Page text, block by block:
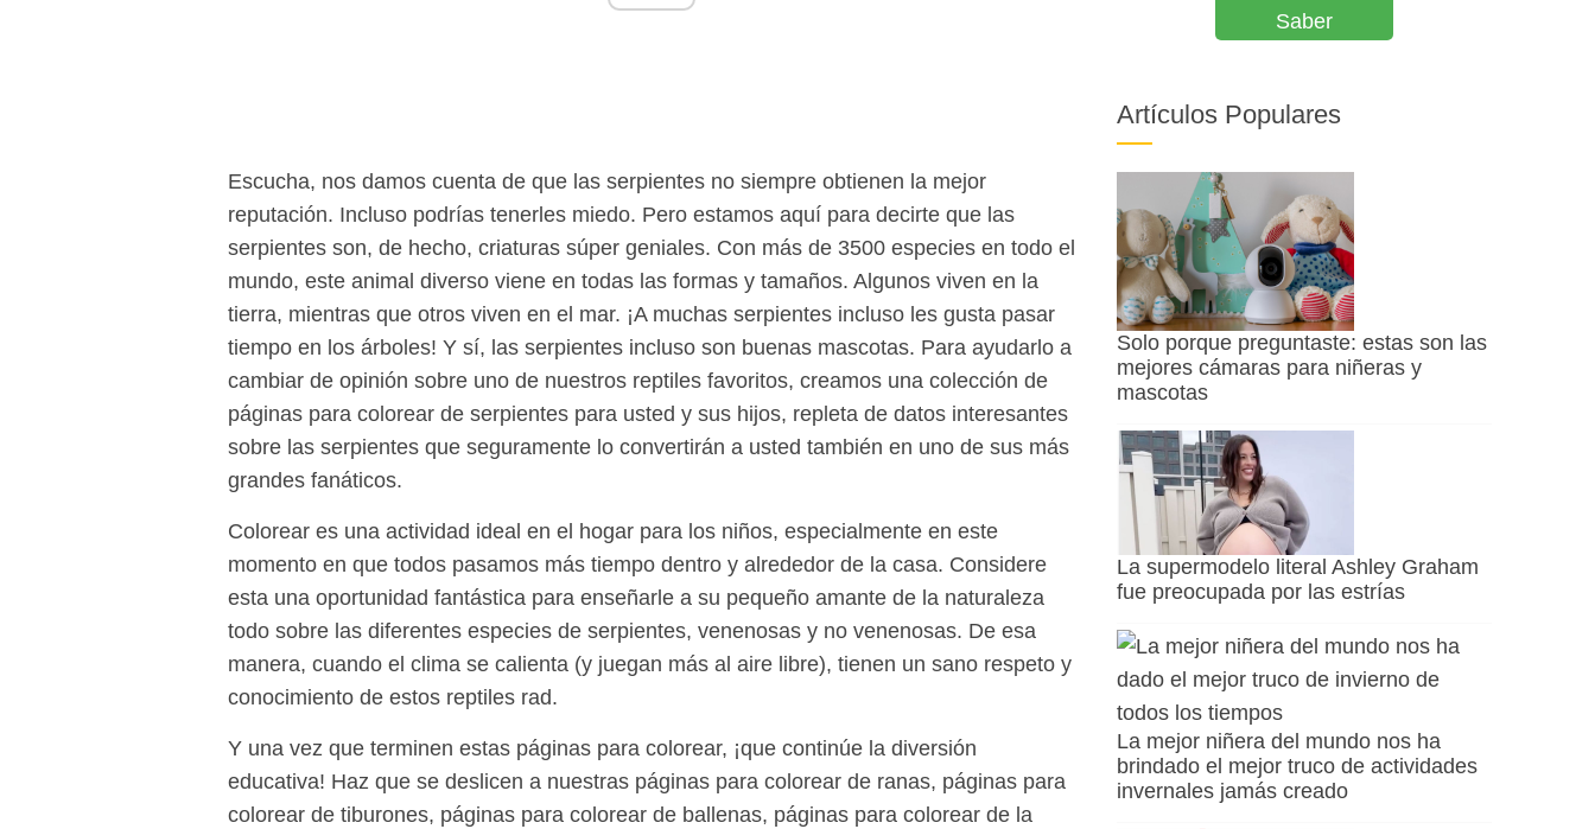
Escucha, nos damos cuenta de que las serpientes no siempre obtienen la mejor
reputación. Incluso podrías tenerles miedo. Pero estamos aquí para decirte que las
serpientes son, de hecho, criaturas súper geniales. Con más de 3500 especies en todo el
mundo, este animal diverso viene en todas las formas y tamaños. Algunos viven en la
tierra, mientras que otros viven en el mar. ¡A muchas serpientes incluso les gusta pasar
tiempo en los árboles! Y sí, las serpientes incluso son buenas mascotas. Para ayudarlo a
cambiar de opinión sobre uno de nuestros reptiles favoritos, creamos una colección de
páginas para colorear de serpientes para usted y sus hijos, repleta de datos interesantes
sobre las serpientes que seguramente lo convertirán a usted también en uno de sus más
grandes fanáticos.
Colorear es una actividad ideal en el hogar para los niños, especialmente en este
momento en que todos pasamos más tiempo dentro y alrededor de la casa. Considere
esta una oportunidad fantástica para enseñarle a su pequeño amante de la naturaleza
todo sobre las diferentes especies de serpientes, venenosas y no venenosas. De esa
manera, cuando el clima se calienta (y juegan más al aire libre), tienen un sano respeto y
conocimiento de estos reptiles rad.
Y una vez que terminen estas páginas para colorear, ¡que continúe la diversión
educativa! Haz que se deslicen a nuestras páginas para colorear de ranas, páginas para
colorear de tiburones, páginas para colorear de ballenas, páginas para colorear de la
Saber
Artículos Populares
Solo porque preguntaste: estas son las
mejores cámaras para niñeras y
mascotas
La supermodelo literal Ashley Graham
fue preocupada por las estrías
La mejor niñera del mundo nos ha
brindado el mejor truco de actividades
invernales jamás creado